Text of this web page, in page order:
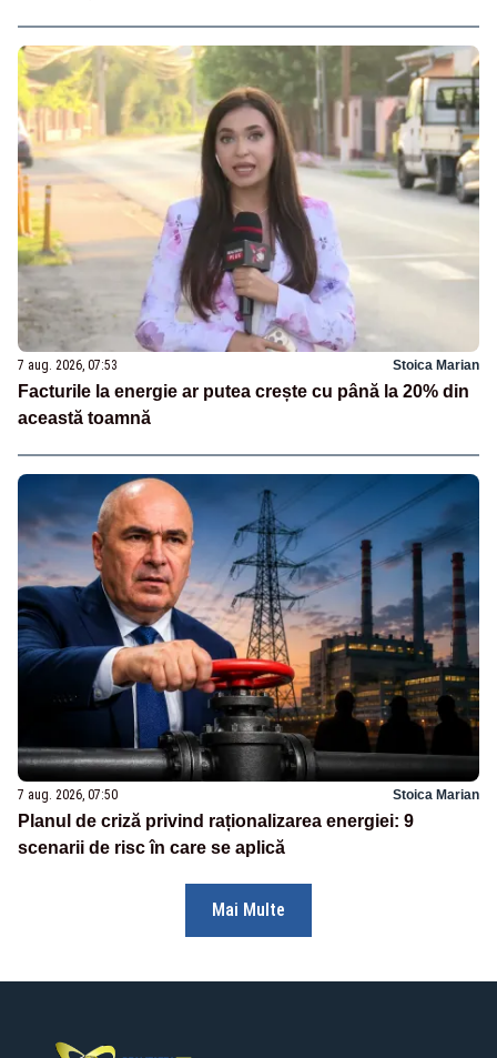
7 aug. 2026, 07:53 Stoica Marian
Facturile la energie ar putea crește cu până la 20% din
această toamnă
7 aug. 2026, 07:50 Stoica Marian
Planul de criză privind raționalizarea energiei: 9
scenarii de risc în care se aplică
Mai Multe